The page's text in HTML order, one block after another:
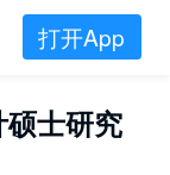
打开App
士研究